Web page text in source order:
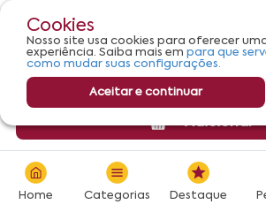
Adicionar
batimentos cardíacos, coma e
Sal de Andrews é um
trazer riscos. Consulte um
farmacêutico. Leia a bula.
Cookies
Nosso site usa cookies para oferecer
experiência. Saiba mais em para que
como mudar suas configurações.
Aceitar e continuar
Home Categorias Destaque